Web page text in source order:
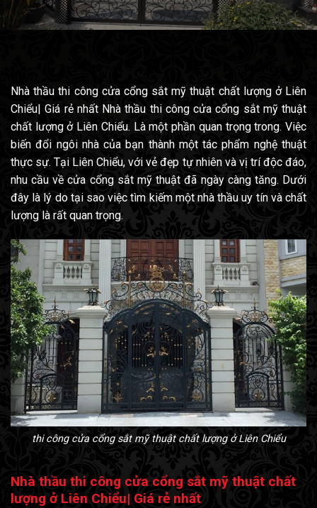
Nhà thầu thi công cửa cổng sắt mỹ thuật chất lượng ở Liên
Chiểu| Giá rẻ nhất Nhà thầu thi công cửa cổng sắt mỹ thuật
chất lượng ở Liên Chiểu. Là một phần quan trọng trong. Việc
biến đổi ngôi nhà của bạn thành một tác phẩm nghệ thuật
thực sự. Tại Liên Chiểu, với vẻ đẹp tự nhiên và vị trí độc đáo,
nhu cầu về cửa cổng sắt mỹ thuật đã ngày càng tăng. Dưới
đây là lý do tại sao việc tìm kiếm một nhà thầu uy tín và chất
lượng là rất quan trọng.
thi công cửa cổng sắt mỹ thuật chất lượng ở Liên Chiểu
Nhà thầu thi công cửa cổng sắt mỹ thuật chất
lượng ở Liên Chiểu| Giá rẻ nhất